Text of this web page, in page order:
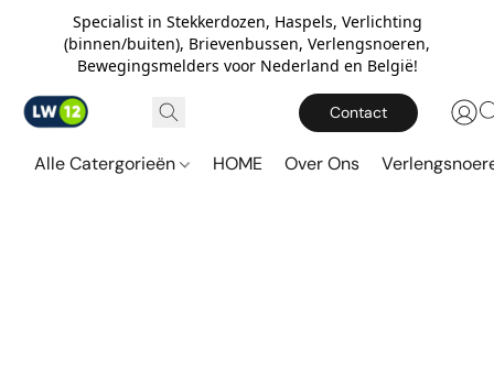
Specialist in Stekkerdozen, Haspels, Verlichting
(binnen/buiten), Brievenbussen, Verlengsnoeren,
Bewegingsmelders voor Nederland en België!
Contact
Alle Catergorieën HOME Over Ons